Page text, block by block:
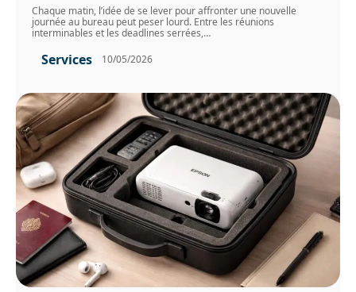
Chaque matin, l’idée de se lever pour affronter une nouvelle
journée au bureau peut peser lourd. Entre les réunions
interminables et les deadlines serrées,…
Services 10/05/2026